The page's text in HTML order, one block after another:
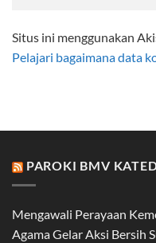
Situs ini menggunakan
Pelajari bagaimana data
PAROKI BMV
Mengawali Perayaan
Agama Gelar Aksi Bersih